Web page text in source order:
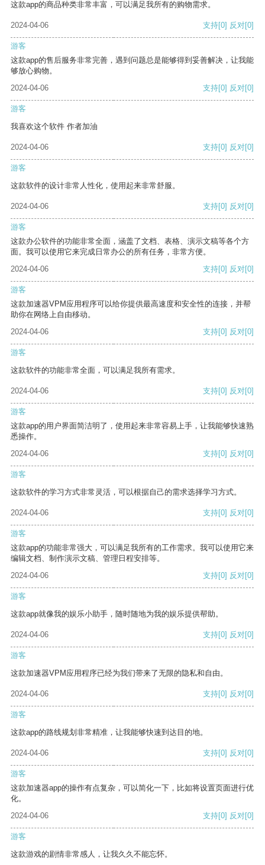
这款app的商品种类非常丰富，可以满足我所有的购物需求。
2024-04-06 支持[0] 反对[0]
游客
这款app的售后服务非常完善，遇到问题总是能够得到妥善解决，让我能
够放心购物。
2024-04-06
支持[0] 反对[0]
游客
我喜欢这个软件 作者加油
2024-04-06 支持[0] 反对[0]
游客
这款软件的设计非常人性化，使用起来非常舒服。
2024-04-06 支持[0] 反对[0]
游客
这款办公软件的功能非常全面，涵盖了文档、表格、演示文稿等各个方
面。我可以使用它来完成日常办公的所有任务，非常方便。
2024-04-06
支持[0] 反对[0]
游客
这款加速器VPM应用程序可以给你提供最高速度和安全性的连接，并帮
助你在网络上自由移动。
2024-04-06
支持[0] 反对[0]
游客
这款软件的功能非常全面，可以满足我所有需求。
2024-04-06 支持[0] 反对[0]
游客
这款app的用户界面简洁明了，使用起来非常容易上手，让我能够快速熟
悉操作。
2024-04-06
支持[0] 反对[0]
游客
这款软件的学习方式非常灵活，可以根据自己的需求选择学习方式。
2024-04-06 支持[0] 反对[0]
游客
这款app的功能非常强大，可以满足我所有的工作需求。我可以使用它来
编辑文档、制作演示文稿、管理日程安排等。
2024-04-06
支持[0] 反对[0]
游客
这款app就像我的娱乐小助手，随时随地为我的娱乐提供帮助。
2024-04-06 支持[0] 反对[0]
游客
这款加速器VPM应用程序已经为我们带来了无限的隐私和自由。
2024-04-06 支持[0] 反对[0]
游客
这款app的路线规划非常精准，让我能够快速到达目的地。
2024-04-06 支持[0] 反对[0]
游客
这款加速器app的操作有点复杂，可以简化一下，比如将设置页面进行优
化。
2024-04-06
支持[0] 反对[0]
游客
这款游戏的剧情非常感人，让我久久不能忘怀。